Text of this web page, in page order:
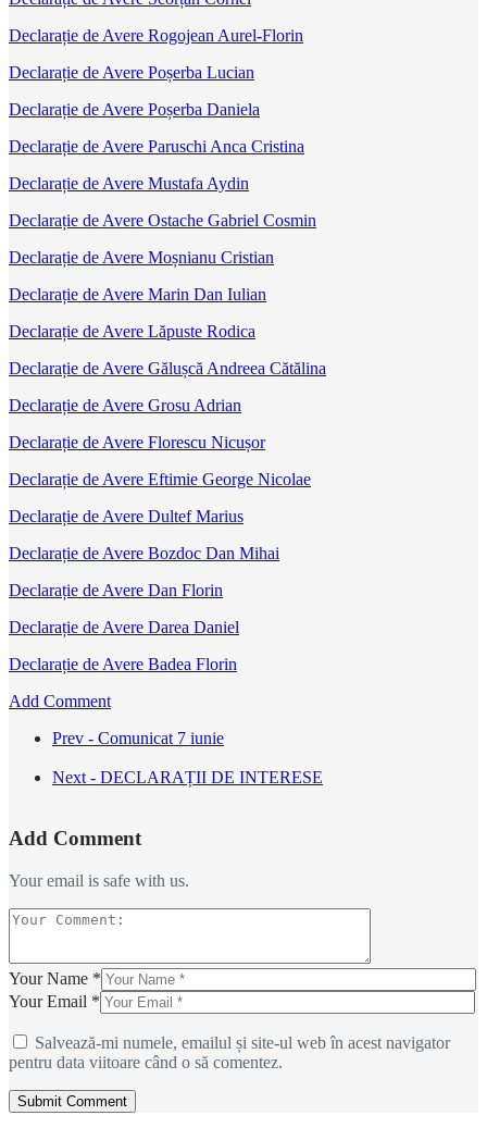
Declarație de Avere Rogojean Aurel-Florin
Declarație de Avere Poșerba Lucian
Declarație de Avere Poșerba Daniela
Declarație de Avere Paruschi Anca Cristina
Declarație de Avere Mustafa Aydin
Declarație de Avere Ostache Gabriel Cosmin
Declarație de Avere Moșnianu Cristian
Declarație de Avere Marin Dan Iulian
Declarație de Avere Lăpuste Rodica
Declarație de Avere Gălușcă Andreea Cătălina
Declarație de Avere Grosu Adrian
Declarație de Avere Florescu Nicușor
Declarație de Avere Eftimie George Nicolae
Declarație de Avere Dultef Marius
Declarație de Avere Bozdoc Dan Mihai
Declarație de Avere Dan Florin
Declarație de Avere Darea Daniel
Declarație de Avere Badea Florin
Add Comment
Prev - Comunicat 7 iunie
Next - DECLARAȚII DE INTERESE
Add Comment
Your email is safe with us.
Your Name *
Your Email *
Salvează-mi numele, emailul și site-ul web în acest navigator
pentru data viitoare când o să comentez.